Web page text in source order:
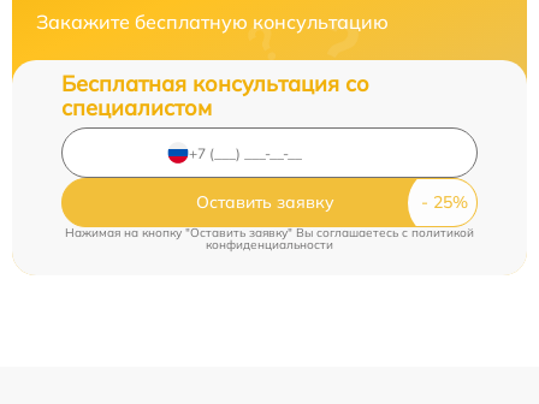
Закажите бесплатную консультацию
Бесплатная консультация со
специалистом
Оставить заявку
Нажимая на кнопку "Оставить заявку" Вы соглашаетесь cполитикой
конфиденциальности